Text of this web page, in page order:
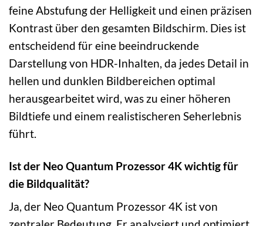
feine Abstufung der Helligkeit und einen präzisen
Kontrast über den gesamten Bildschirm. Dies ist
entscheidend für eine beeindruckende
Darstellung von HDR-Inhalten, da jedes Detail in
hellen und dunklen Bildbereichen optimal
herausgearbeitet wird, was zu einer höheren
Bildtiefe und einem realistischeren Seherlebnis
führt.
Ist der Neo Quantum Prozessor 4K wichtig für
die Bildqualität?
Ja, der Neo Quantum Prozessor 4K ist von